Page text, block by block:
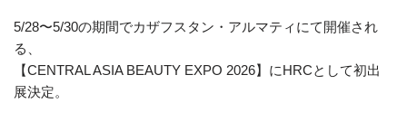
5/28〜5/30の期間でカザフスタン・アルマティにて開催され
る、
【CENTRAL ASIA BEAUTY EXPO 2026】にHRCとして初出
展決定。